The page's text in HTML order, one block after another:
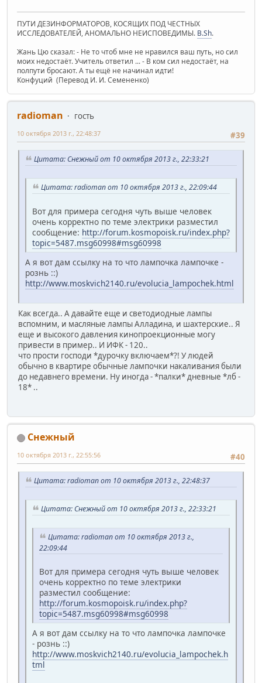
ПУТИ ДЕЗИНФОРМАТОРОВ, КОСЯЩИХ ПОД ЧЕСТНЫХ
ИССЛЕДОВАТЕЛЕЙ, АНОМАЛЬНО НЕИСПОВЕДИМЫ. B.Sh.
Жань Цю сказал: - Не то чтоб мне не нравился ваш путь, но сил
моих недостаёт. Учитель ответил ... - В ком сил недостаёт, на
полпути бросают. А ты ещё не начинал идти!
Конфуций (Перевод И. И. Семененко)
radioman
гость
#39
10 октября 2013 г., 22:48:37
Цитата: Снежный от 10 октября 2013 г., 22:33:21
Цитата: radioman от 10 октября 2013 г., 22:09:44
Вот для примера сегодня чуть выше человек
очень корректно по теме электрики разместил
сообщение: http://forum.kosmopoisk.ru/index.php?
topic=5487.msg60998#msg60998
А я вот дам ссылку на то что лампочка лампочке -
рознь ::)
http://www.moskvich2140.ru/evolucia_lampochek.html
Как всегда.. А давайте еще и светодиодные лампы
вспомним, и масляные лампы Алладина, и шахтерские.. Я
еще и высокого давления кинопроекционные могу
привести в пример.. И ИФК - 120..
что прости господи *дурочку включаем*?! У людей
обычно в квартире обычные лампочки накаливания были
до недавнего времени. Ну иногда - *палки* дневные *лб -
18* ..
Снежный
#40
10 октября 2013 г., 22:55:56
Цитата: radioman от 10 октября 2013 г., 22:48:37
Цитата: Снежный от 10 октября 2013 г., 22:33:21
Цитата: radioman от 10 октября 2013 г.,
22:09:44
Вот для примера сегодня чуть выше человек
очень корректно по теме электрики
разместил сообщение:
http://forum.kosmopoisk.ru/index.php?
topic=5487.msg60998#msg60998
А я вот дам ссылку на то что лампочка лампочке
- рознь ::)
http://www.moskvich2140.ru/evolucia_lampochek.h
tml